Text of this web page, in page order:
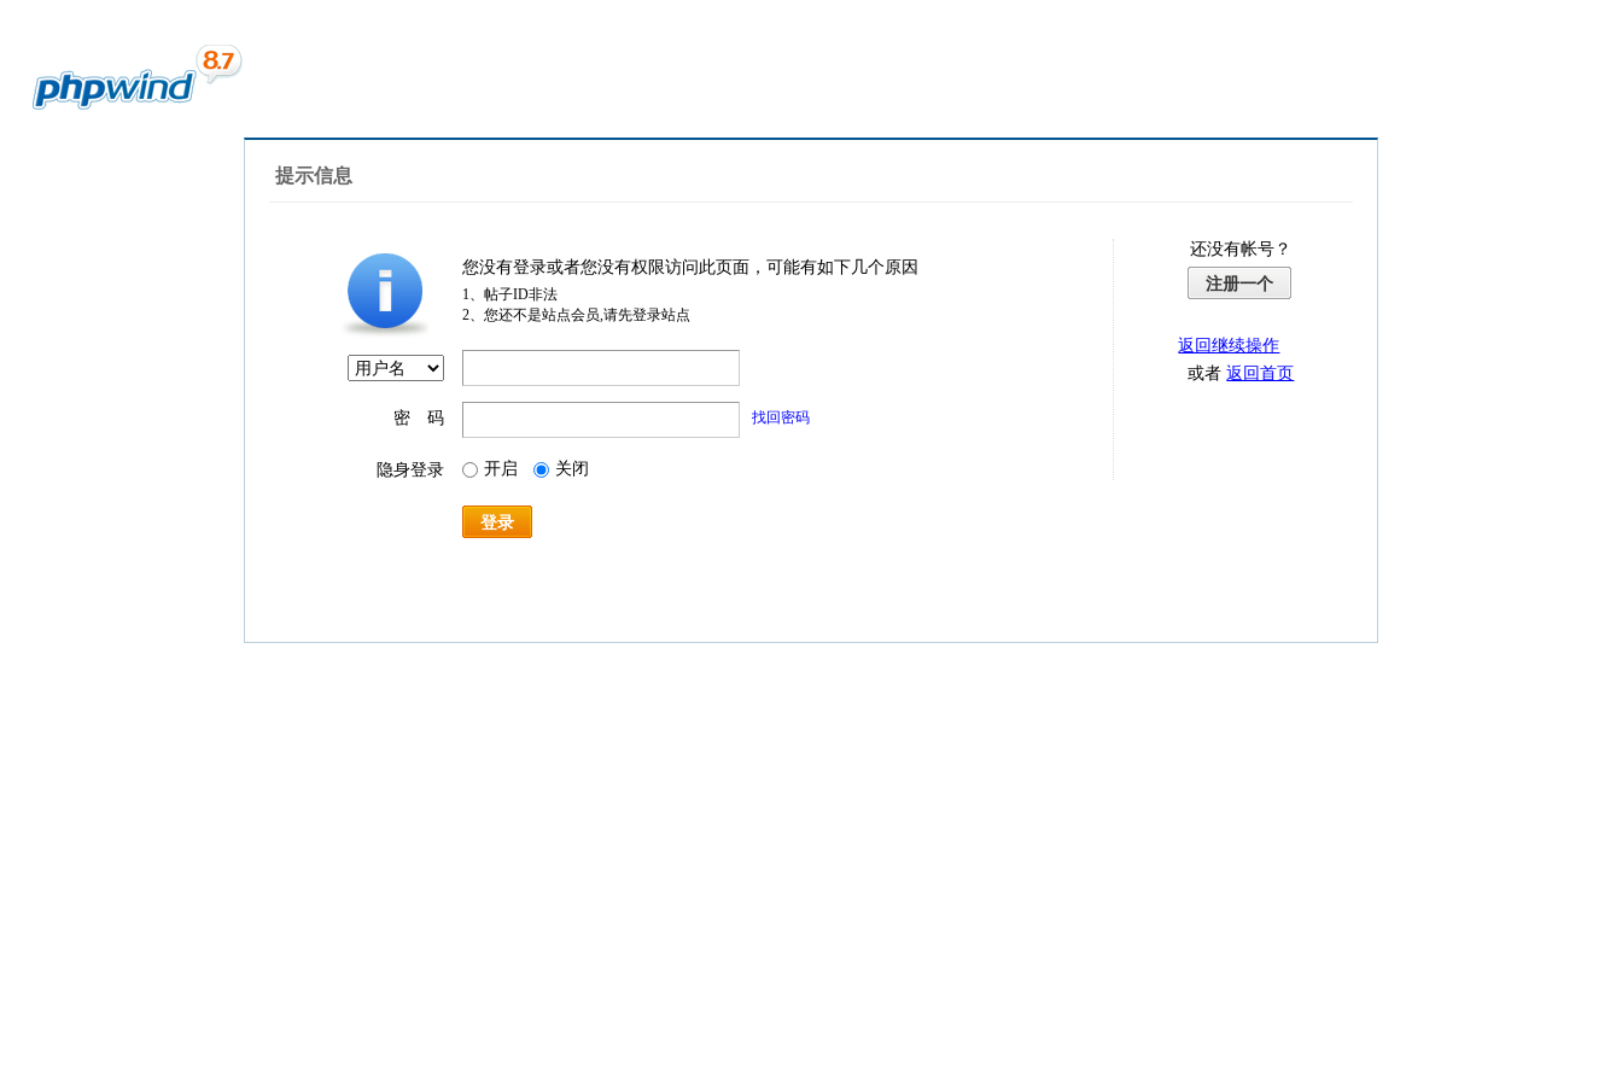
提示信息
您没有登录或者您没有权限访问此页面，可能有如下几个原因
1、帖子ID非法
2、您还不是站点会员,请先登录站点
密 码 找回密码
隐身登录 开启 关闭
登录
还没有帐号？
注册一个
返回继续操作
或者返回首页